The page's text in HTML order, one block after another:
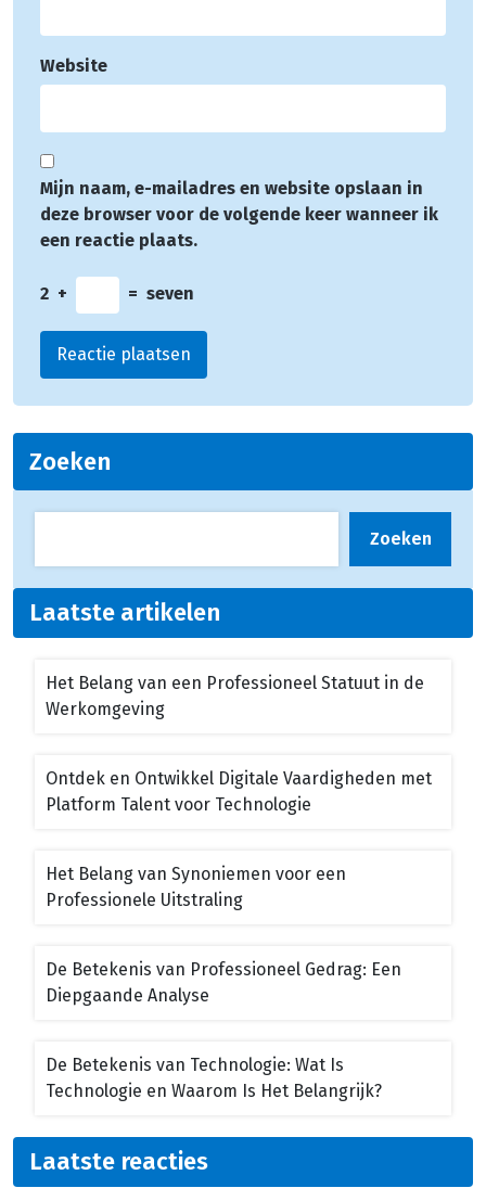
Website
Mijn naam, e-mailadres en website opslaan in
deze browser voor de volgende keer wanneer ik
een reactie plaats.
2 + = seven
Zoeken
Zoeken
Laatste artikelen
Het Belang van een Professioneel Statuut in de
Werkomgeving
Ontdek en Ontwikkel Digitale Vaardigheden met
Platform Talent voor Technologie
Het Belang van Synoniemen voor een
Professionele Uitstraling
De Betekenis van Professioneel Gedrag: Een
Diepgaande Analyse
De Betekenis van Technologie: Wat Is
Technologie en Waarom Is Het Belangrijk?
Laatste reacties